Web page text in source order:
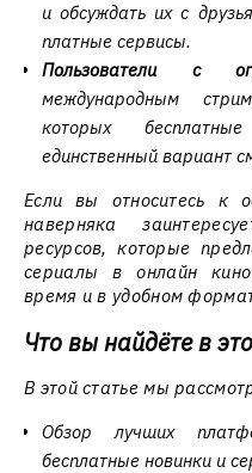
и обсуждать их с
платные сервисы.
Пользователи с
международным
которых
единственный вариант
Если вы относитесь к
наверняка
ресурсов, которые
сериалы в онлайн
время и в удобном
Что вы найдёте в
В этой статье мы
Обзор лучших
бесплатные новинки и